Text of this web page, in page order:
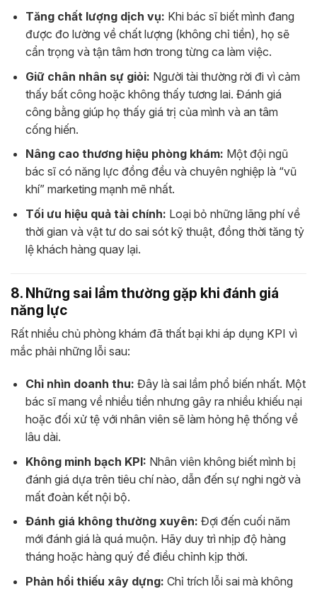
Tăng chất lượng dịch vụ: Khi bác sĩ biết mình đang
được đo lường về chất lượng (không chỉ tiền), họ sẽ
cẩn trọng và tận tâm hơn trong từng ca làm việc.
Giữ chân nhân sự giỏi: Người tài thường rời đi vì cảm
thấy bất công hoặc không thấy tương lai. Đánh giá
công bằng giúp họ thấy giá trị của mình và an tâm
cống hiến.
Nâng cao thương hiệu phòng khám: Một đội ngũ
bác sĩ có năng lực đồng đều và chuyên nghiệp là “vũ
khí” marketing mạnh mẽ nhất.
Tối ưu hiệu quả tài chính: Loại bỏ những lãng phí về
thời gian và vật tư do sai sót kỹ thuật, đồng thời tăng tỷ
lệ khách hàng quay lại.
8. Những sai lầm thường gặp khi đánh giá
năng lực
Rất nhiều chủ phòng khám đã thất bại khi áp dụng KPI vì
mắc phải những lỗi sau:
Chỉ nhìn doanh thu: Đây là sai lầm phổ biến nhất. Một
bác sĩ mang về nhiều tiền nhưng gây ra nhiều khiếu nại
hoặc đối xử tệ với nhân viên sẽ làm hỏng hệ thống về
lâu dài.
Không minh bạch KPI: Nhân viên không biết mình bị
đánh giá dựa trên tiêu chí nào, dẫn đến sự nghi ngờ và
mất đoàn kết nội bộ.
Đánh giá không thường xuyên: Đợi đến cuối năm
mới đánh giá là quá muộn. Hãy duy trì nhịp độ hàng
tháng hoặc hàng quý để điều chỉnh kịp thời.
Phản hồi thiếu xây dựng: Chỉ trích lỗi sai mà không